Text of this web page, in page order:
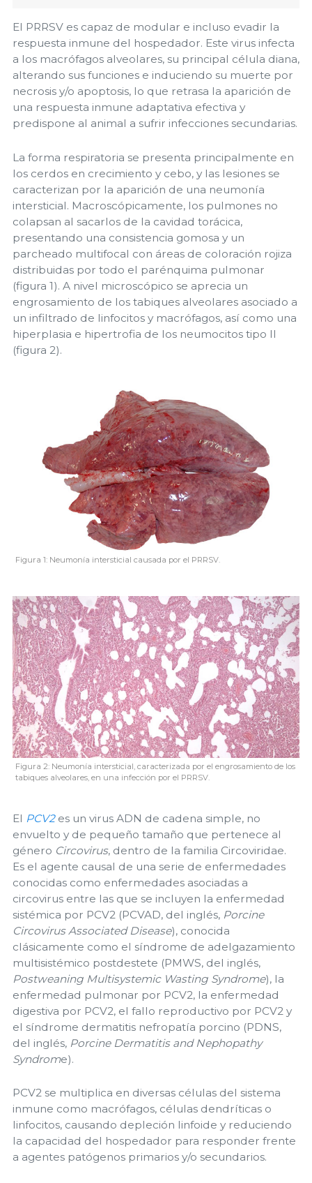
El PRRSV es capaz de modular e incluso evadir la
respuesta inmune del hospedador. Este virus infecta
a los macrófagos alveolares, su principal célula diana,
alterando sus funciones e induciendo su muerte por
necrosis y/o apoptosis, lo que retrasa la aparición de
una respuesta inmune adaptativa efectiva y
predispone al animal a sufrir infecciones secundarias.
La forma respiratoria se presenta principalmente en
los cerdos en crecimiento y cebo, y las lesiones se
caracterizan por la aparición de una neumonía
intersticial. Macroscópicamente, los pulmones no
colapsan al sacarlos de la cavidad torácica,
presentando una consistencia gomosa y un
parcheado multifocal con áreas de coloración rojiza
distribuidas por todo el parénquima pulmonar
(figura 1). A nivel microscópico se aprecia un
engrosamiento de los tabiques alveolares asociado a
un infiltrado de linfocitos y macrófagos, así como una
hiperplasia e hipertrofia de los neumocitos tipo II
(figura 2).
Figura 1: Neumonía intersticial causada por el PRRSV.
Figura 2: Neumonía intersticial, caracterizada por el engrosamiento de los
tabiques alveolares, en una infección por el PRRSV.
El PCV2 es un virus ADN de cadena simple, no
envuelto y de pequeño tamaño que pertenece al
género Circovirus, dentro de la familia Circoviridae.
Es el agente causal de una serie de enfermedades
conocidas como enfermedades asociadas a
circovirus entre las que se incluyen la enfermedad
sistémica por PCV2 (PCVAD, del inglés, Porcine
Circovirus Associated Disease), conocida
clásicamente como el síndrome de adelgazamiento
multisistémico postdestete (PMWS, del inglés,
Postweaning Multisystemic Wasting Syndrome), la
enfermedad pulmonar por PCV2, la enfermedad
digestiva por PCV2, el fallo reproductivo por PCV2 y
el síndrome dermatitis nefropatía porcino (PDNS,
del inglés, Porcine Dermatitis and Nephopathy
Syndrome).
PCV2 se multiplica en diversas células del sistema
inmune como macrófagos, células dendríticas o
linfocitos, causando depleción linfoide y reduciendo
la capacidad del hospedador para responder frente
a agentes patógenos primarios y/o secundarios.